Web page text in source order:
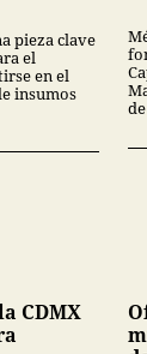
pieza clave
el
en el
insumos
CDMX